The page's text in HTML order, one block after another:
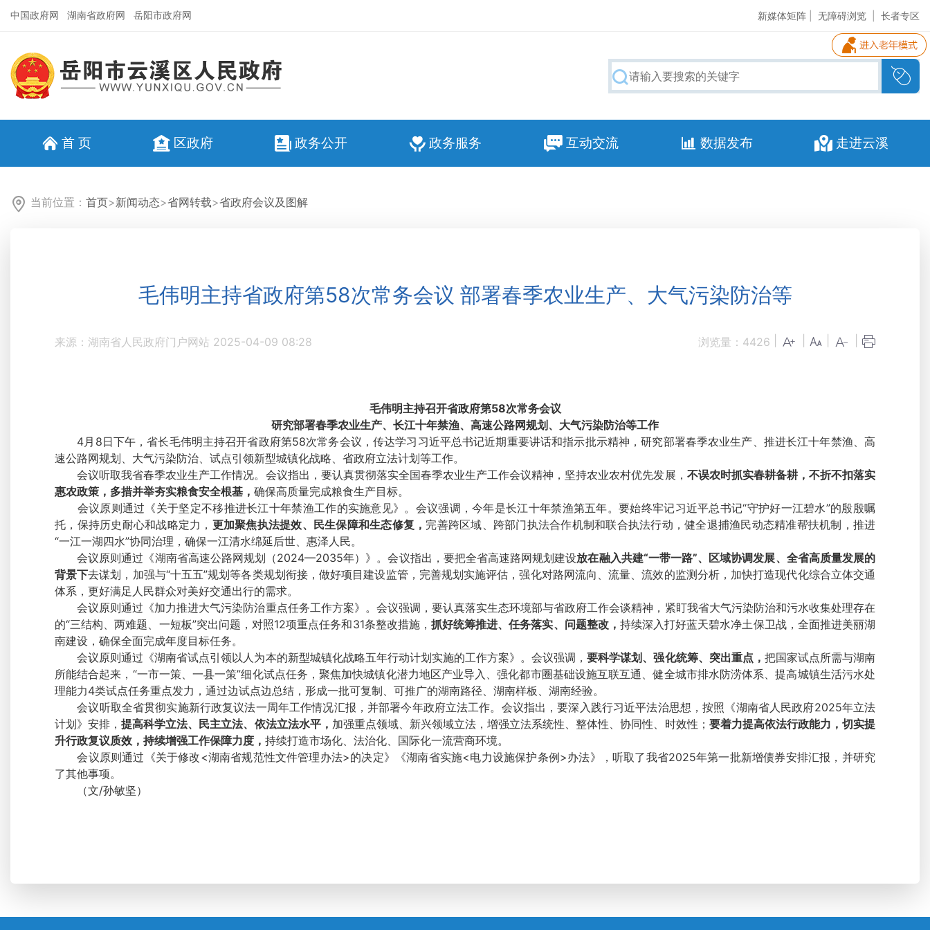
中国政府网 湖南省政府网 岳阳市政府网 新媒体矩阵 无障碍浏览 长者专区
首 页 区政府 政务公开 政务服务 互动交流 数据发布 走进云溪
当前位置： 首页>新闻动态>省网转载>省政府会议及图解
毛伟明主持省政府第58次常务会议 部署春季农业生产、大气污染防治等
来源：湖南省人民政府门户网站 2025-04-09 08:28 浏览量： 4426
毛伟明主持召开省政府第58次常务会议
研究部署春季农业生产、长江十年禁渔、高速公路网规划、大气污染防治等工作
4月8日下午，省长毛伟明主持召开省政府第58次常务会议，传达学习习近平总书记近期重要讲话和指示批示精神，研究部署春季农业生产、推进长江十年禁渔、高
速公路网规划、大气污染防治、试点引领新型城镇化战略、省政府立法计划等工作。
会议听取我省春季农业生产工作情况。会议指出，要认真贯彻落实全国春季农业生产工作会议精神，坚持农业农村优先发展， 不误农时抓实春耕备耕，不折不扣落实
惠农政策，多措并举夯实粮食安全根基 ， 确保高质量完成粮食生产目标。
会议原则通过《关于坚定不移推进长江十年禁渔工作的实施意见》。会议强调，今年是长江十年禁渔第五年。要始终牢记习近平总书记“守护好一江碧水”的殷殷嘱
托，保持历史耐心和战略定力， 更加聚焦执法提效、民生保障和生态修复， 完善跨区域、跨部门执法合作机制和联合执法行动，健全退捕渔民动态精准帮扶机制，推进
“一江一湖四水”协同治理，确保一江清水绵延后世、惠泽人民。
会议原则通过《湖南省高速公路网规划（2024—2035年）》。会议指出，要把全省高速路网规划建设放在融入共建“一带一路”、区域协调发展、全省高质量发展的
背景下去谋划，加强与“十五五”规划等各类规划衔接，做好项目建设监管，完善规划实施评估，强化对路网流向、流量、流效的监测分析，加快打造现代化综合立体交通
体系，更好满足人民群众对美好交通出行的需求。
会议原则通过《加力推进大气污染防治重点任务工作方案》。会议强调，要认真落实生态环境部与省政府工作会谈精神，紧盯我省大气污染防治和污水收集处理存在
的“三结构、两难题、一短板”突出问题，对照12项重点任务和31条整改措施， 抓好统筹推进、任务落实、 问题整改， 持续深入打好蓝天碧水净土保卫战，全面推进美丽湖
南建设，确保全面完成年度目标任务。
会议原则通过《湖南省试点引领以人为本的新型城镇化战略五年行动计划实施的工作方案》。会议强调，要科学谋划、强化统筹、突出重点， 把国家试点所需与湖南
所能结合起来，“一市一策、一县一策”细化试点任务，聚焦加快城镇化潜力地区产业导入、强化都市圈基础设施互联互通、健全城市排水防涝体系、提高城镇生活污水处
理能力4类试点任务重点发力，通过边试点边总结，形成一批可复制、可推广的湖南路径、湖南样板、湖南经验。
会议听取全省贯彻实施新行政复议法一周年工作情况汇报，并部署今年政府立法工作。会议指出，要深入践行习近平法治思想，按照《湖南省人民政府2025年立法
计划》安排，提高科学立法、民主立法、依法立法水平， 加强重点领域、新兴领域立法，增强立法系统性、整体性、协同性、时效性； 要着力提高依法行政能力，切实提
升行政复议质效，持续增强工作保障力度， 持续打造市场化、法治化、国际化一流营商环境。
会议原则通过《关于修改<湖南省规范性文件管理办法>的决定》《湖南省实施<电力设施保护条例>办法》，听取了我省2025年第一批新增债券安排汇报，并研究
了其他事项。
（文/孙敏坚）